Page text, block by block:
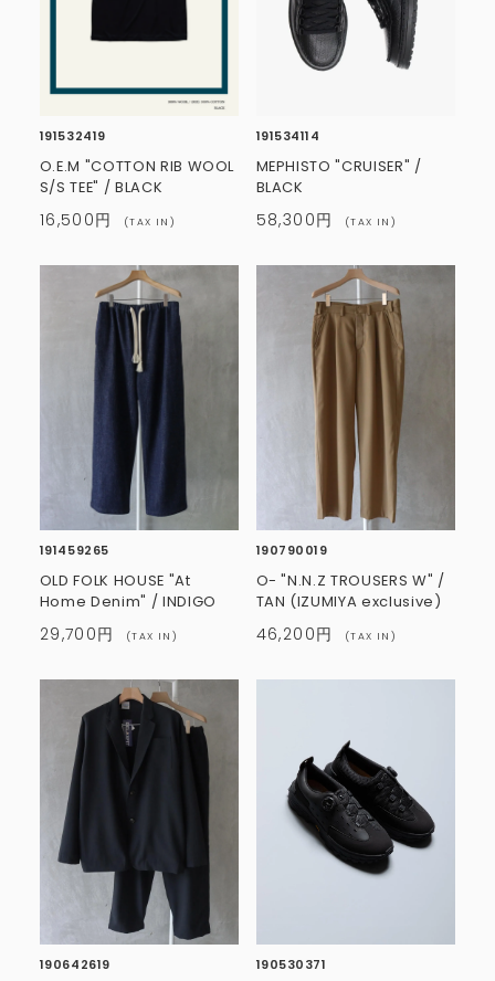
191532419
O.E.M "COTTON RIB WOOL
S/S TEE" / BLACK
16,500円 (TAX IN)
191534114
MEPHISTO "CRUISER" /
BLACK
58,300円 (TAX IN)
191459265
OLD FOLK HOUSE "At
Home Denim" / INDIGO
29,700円 (TAX IN)
190790019
O- "N.N.Z TROUSERS W" /
TAN (IZUMIYA exclusive)
46,200円 (TAX IN)
190642619 190530371